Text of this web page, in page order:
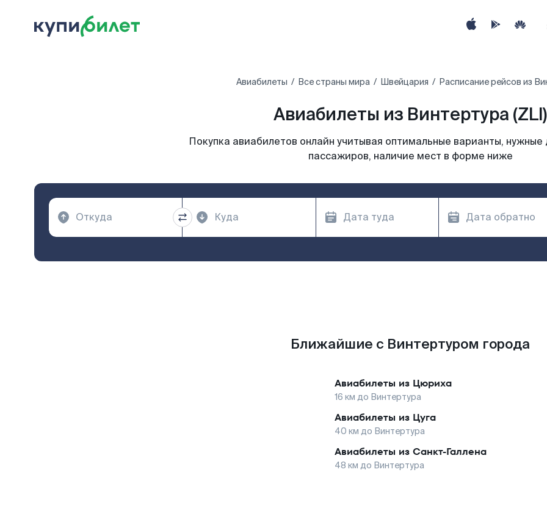
Авиабилеты Все страны мира Швейцария Расписание рейсов из
Авиабилеты из Винтертура (ZLI)
Покупка авиабилетов онлайн учитывая оптимальные варианты, нужные
пассажиров, наличие мест в форме ниже
Ближайшие с Винтертуром города
Авиабилеты из Цюриха
16 км до Винтертура
Авиабилеты из Цуга
40 км до Винтертура
Авиабилеты из Санкт-Галлена
48 км до Винтертура